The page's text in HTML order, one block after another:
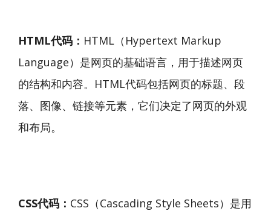
HTML代码： HTML（Hypertext Markup
Language）是网页的基础语言，用于描述网页
的结构和内容。HTML代码包括网页的标题、段
落、图像、链接等元素，它们决定了网页的外观
和布局。
CSS代码： CSS（Cascading Style Sheets）是用